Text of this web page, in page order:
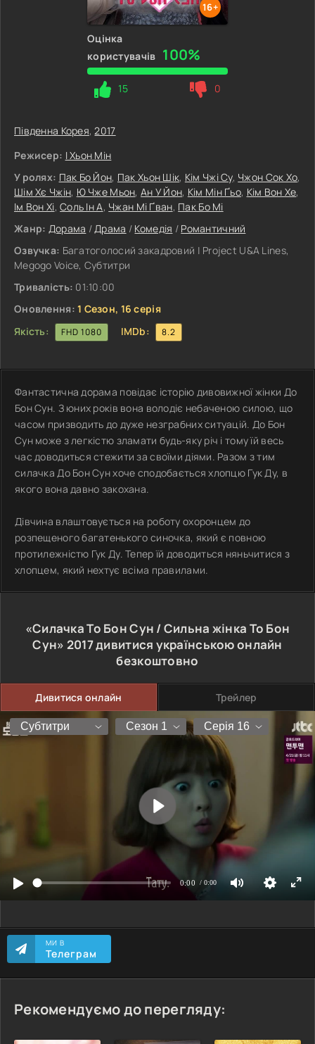
16+
Оцінка
користувачів 100%
15 0
Південна Корея,2017
Режисер: І Хьон Мін
У ролях: Пак Бо Йон, Пак Хьон Шік, Кім Чжі Су, Чжон Сок Хо,
Шім Хє Чжін, Ю Чже Мьон,Ан У Йон, Кім Мін Ґьо, Кім Вон Хе,
Ім Вон Хі,Соль Ін А, Чжан Мі Ґван, Пак Бо Мі
Жанр: Дорама /Драма / Комедія / Романтичний
Озвучка: Багатоголосий закадровий | Project U&A Lines,
Megogo Voice, Субтитри
Тривалість: 01:10:00
Оновлення: 1 Сезон, 16 серія
Якість:
FHD 1080 IMDb: 8.2
Фантастична дорама повідає історію дивовижної жінки До
Бон Сун. З юних років вона володіє небаченою силою, що
часом призводить до дуже незграбних ситуацій. До Бон
Сун може з легкістю зламати будь-яку річ і тому їй весь
час доводиться стежити за своїми діями. Разом з тим
силачка До Бон Сун хоче сподобається хлопцю Гук Ду, в
якого вона давно закохана.
Дівчина влаштовується на роботу охоронцем до
розпещеного багатенького синочка, який є повною
протилежністю Гук Ду. Тепер їй доводиться няньчитися з
хлопцем, який нехтує всіма правилами.
«Силачка То Бон Сун / Сильна жінка То Бон
Сун» 2017дивитися українською онлайн
безкоштовно
Дивитися онлайн Трейлер
МИ В
Телеграм
Рекомендуємо до перегляду: